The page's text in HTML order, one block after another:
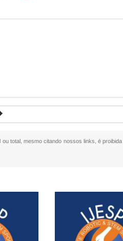
total, mesmo citando nossos links, é